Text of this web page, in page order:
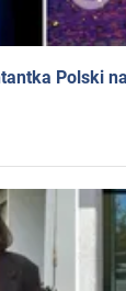
Polski